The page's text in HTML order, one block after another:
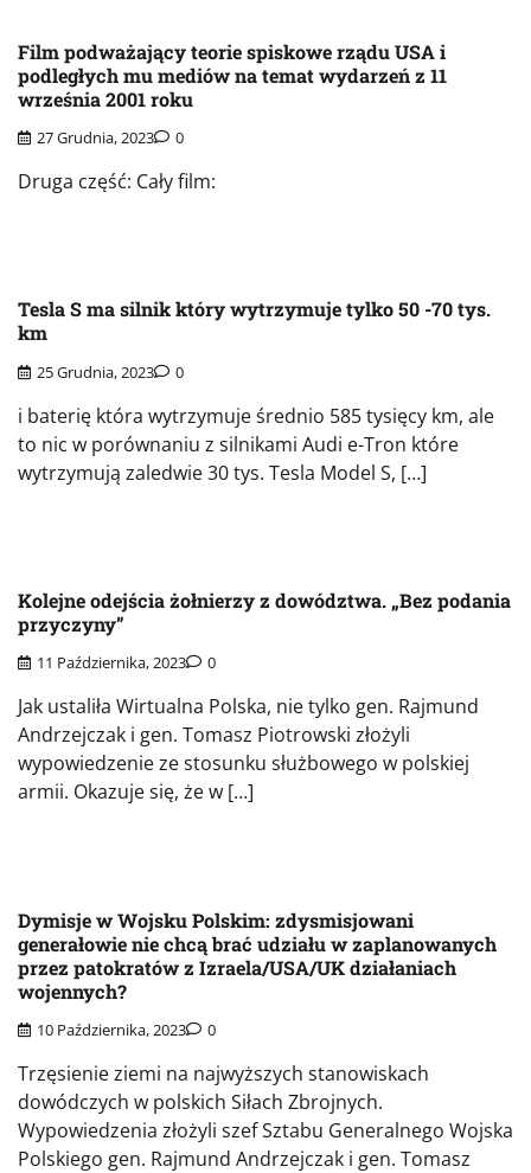
Film podważający teorie spiskowe rządu USA i
podległych mu mediów na temat wydarzeń z 11
września 2001 roku
27 Grudnia, 2023 0
Druga część: Cały film:
Tesla S ma silnik który wytrzymuje tylko 50 -70 tys.
km
25 Grudnia, 2023 0
i baterię która wytrzymuje średnio 585 tysięcy km, ale
to nic w porównaniu z silnikami Audi e-Tron które
wytrzymują zaledwie 30 tys. Tesla Model S, […]
Kolejne odejścia żołnierzy z dowództwa. „Bez podania
przyczyny”
11 Października, 2023 0
Jak ustaliła Wirtualna Polska, nie tylko gen. Rajmund
Andrzejczak i gen. Tomasz Piotrowski złożyli
wypowiedzenie ze stosunku służbowego w polskiej
armii. Okazuje się, że w […]
Dymisje w Wojsku Polskim: zdysmisjowani
generałowie nie chcą brać udziału w zaplanowanych
przez patokratów z Izraela/USA/UK działaniach
wojennych?
10 Października, 2023 0
Trzęsienie ziemi na najwyższych stanowiskach
dowódczych w polskich Siłach Zbrojnych.
Wypowiedzenia złożyli szef Sztabu Generalnego Wojska
Polskiego gen. Rajmund Andrzejczak i gen. Tomasz